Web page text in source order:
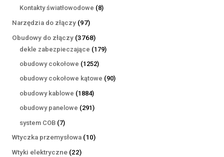
produktów
Kontakty światłowodowe 88
Narzędzia do złączy 9797
produktów
Obudowy do złączy 37683768
produktów
dekle zabezpieczające 179179
obudowy cokołowe 12521252
produkty
obudowy cokołowe kątowe 9090
obudowy kablowe 18841884
produkty
obudowy panelowe 291291
system COB 77
produktów
Wtyczka przemysłowa 1010
Wtyki elektryczne 2222